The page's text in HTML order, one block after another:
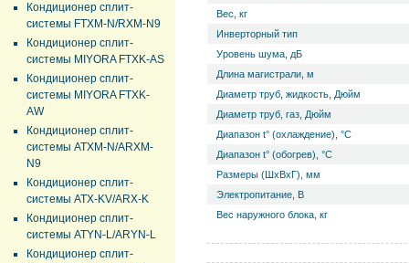
Кондиционер сплит-
системы FTXM-N/RXM-N9
Кондиционер сплит-
системы MIYORA FTXK-AS
Кондиционер сплит-
системы MIYORA FTXK-
AW
Кондиционер сплит-
системы ATXM-N/ARXM-
N9
Кондиционер сплит-
системы ATX-KV/ARX-K
Кондиционер сплит-
системы ATYN-L/ARYN-L
Кондиционер сплит-
Вес, кг
Инверторный тип
Уровень ш­ума, дБ
Длина магистрали, м
Диаметр труб, жидкость, Дюйм
Диаметр труб, газ, Дюйм
Диапазон t° (охлаждение), °С
Диапазон t° (обогрев), °С
Размеры (ШхВхГ), мм
Электропитание, В
Вес наружного блока, кг